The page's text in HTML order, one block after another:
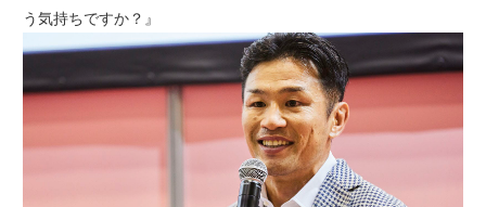
う気持ちですか？』